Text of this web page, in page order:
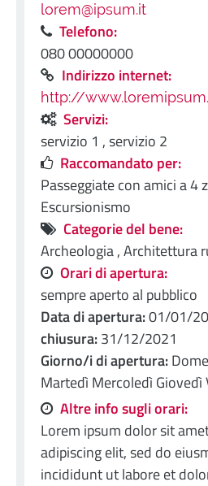
lorem@ipsum.it
Telefono:
080 00000000
Indirizzo internet:
http://
Servizi:
servizio 1 ,servizio 2
Raccomandato per:
Passeggiate con amici a 4
Escursionismo
Categorie del bene:
Archeologia ,Architettura
Orari di apertura:
sempre aperto al pubblico
Data di apertura:01/01/
chiusura:31/12/2021
Giorno/i di apertura:
Martedì Mercoledì Giovedì
Altre info sugli orari:
Lorem ipsum dolor sit
adipiscing elit, sed do
incididunt ut labore et